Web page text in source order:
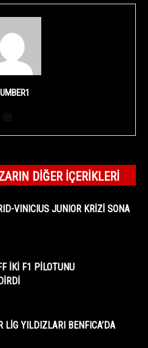
DIĞER İÇERIKLERI
VINICIUS JUNIOR KRİZİ SONA
İKİ F1 PİLOTUNU
LİG YILDIZLARI BENFICA’DA